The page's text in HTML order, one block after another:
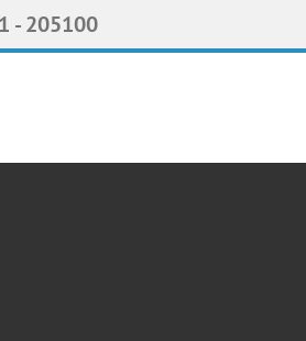
- 205100